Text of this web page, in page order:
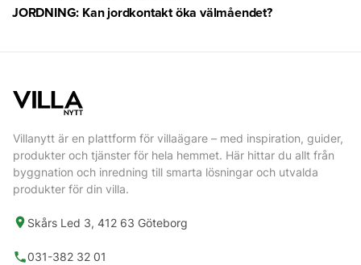
JORDNING: Kan jordkontakt öka välmåendet?
Villanytt är en plattform för villaägare – med inspiration, guider,
produkter och tjänster för hela hemmet. Här hittar du allt från
byggnation och inredning till smarta lösningar och utvalda
produkter för din villa.
Skårs Led 3, 412 63 Göteborg
031-382 32 01